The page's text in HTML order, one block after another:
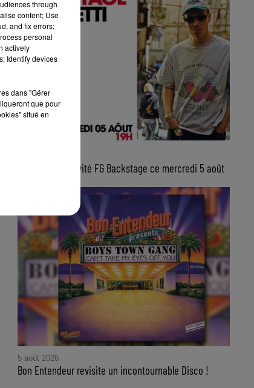
Lucas Sketti, invité FG Backstage ce mercredi 5 août
5 août 2026
Bon Entendeur revisite un incontournable Disco !
through
content; Use
and fix errors;
personal
actively
Identify devices
dans "Gérer
que pour
situé en